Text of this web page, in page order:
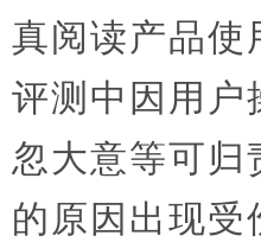
真阅读产品使
评测中因用户
忽大意等可归
的原因出现受